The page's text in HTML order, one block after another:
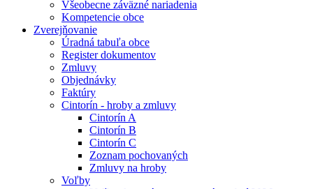
Všeobecne záväzné nariadenia
Kompetencie obce
Zverejňovanie
Úradná tabuľa obce
Register dokumentov
Zmluvy
Objednávky
Faktúry
Cintorín - hroby a zmluvy
Cintorín A
Cintorín B
Cintorín C
Zoznam pochovaných
Zmluvy na hroby
Voľby